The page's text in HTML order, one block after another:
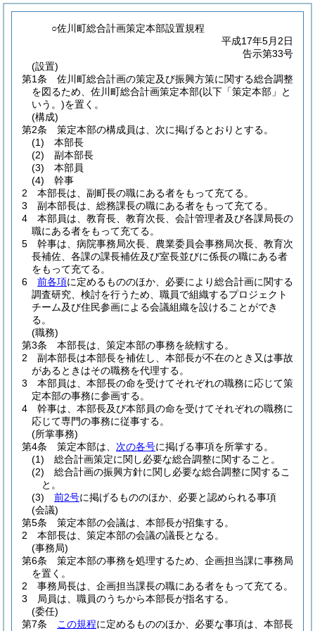
○佐川町総合計画策定本部設置規程
平成17年5月2日
告示第33号
(設置)
第1条
佐川町総合計画の策定及び振興方策に関する総合調整
を図るため、佐川町総合計画策定本部(以下「策定本部」と
いう。)を置く。
(構成)
第2条
策定本部の構成員は、次に掲げるとおりとする。
(1)
本部長
(2)
副本部長
(3)
本部員
(4)
幹事
2
本部長は、副町長の職にある者をもって充てる。
3
副本部長は、総務課長の職にある者をもって充てる。
4
本部員は、教育長、教育次長、会計管理者及び各課局長の
職にある者をもって充てる。
5
幹事は、病院事務局次長、農業委員会事務局次長、教育次
長補佐、各課の課長補佐及び室長並びに係長の職にある者
をもって充てる。
6
前各項に定めるもののほか、必要により総合計画に関する
調査研究、検討を行うため、職員で組織するプロジェクト
チーム及び住民参画による会議組織を設けることができ
る。
(職務)
第3条
本部長は、策定本部の事務を統轄する。
2
副本部長は本部長を補佐し、本部長が不在のとき又は事故
があるときはその職務を代理する。
3
本部員は、本部長の命を受けてそれぞれの職務に応じて策
定本部の事務に参画する。
4
幹事は、本部長及び本部員の命を受けてそれぞれの職務に
応じて専門の事務に従事する。
(所掌事務)
第4条
策定本部は、 次の各号に掲げる事項を所掌する。
(1)
総合計画策定に関し必要な総合調整に関すること。
(2)
総合計画の振興方針に関し必要な総合調整に関するこ
と。
(3)
前2号に掲げるもののほか、必要と認められる事項
(会議)
第5条
策定本部の会議は、本部長が招集する。
2
本部長は、策定本部の会議の議長となる。
(事務局)
第6条
策定本部の事務を処理するため、企画担当課に事務局
を置く。
2
事務局長は、企画担当課長の職にある者をもって充てる。
3
局員は、職員のうちから本部長が指名する。
(委任)
第7条
この規程に定めるもののほか、必要な事項は、本部長